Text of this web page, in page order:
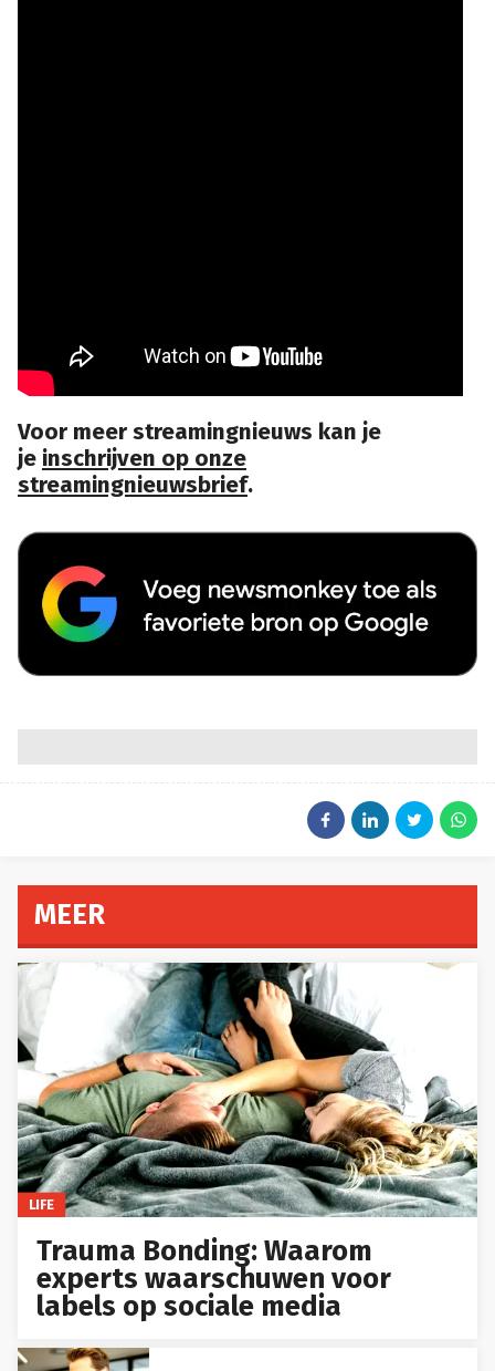
Voor meer streamingnieuws kan je
je inschrijven op onze
streamingnieuwsbrief.
MEER
LIFE
Trauma Bonding: Waarom
experts waarschuwen voor
labels op sociale media